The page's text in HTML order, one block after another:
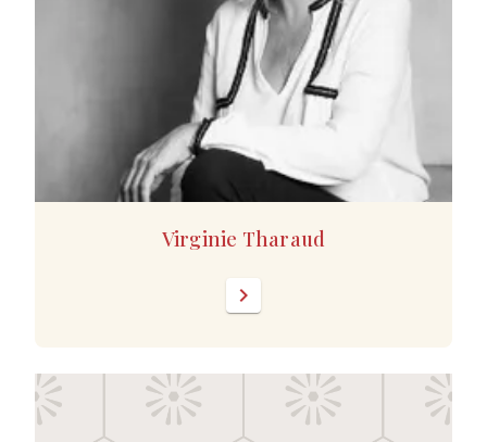
Virginie Tharaud
chevron_right